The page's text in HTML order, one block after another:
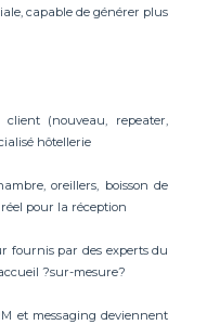
capable de générer plus
(nouveau, repeater,
hôtellerie
oreillers, boisson de
pour la réception
fournis par des experts du
?sur-mesure?
et messaging deviennent